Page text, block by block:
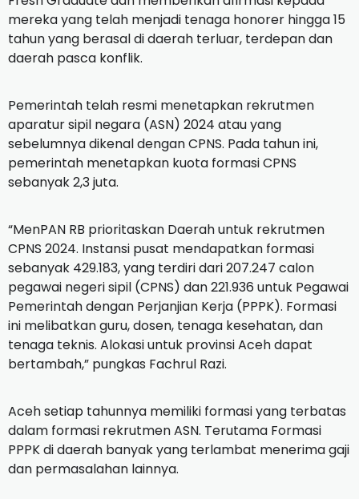
mereka yang telah menjadi tenaga honorer hingga 15
tahun yang berasal di daerah terluar, terdepan dan
daerah pasca konflik.
Pemerintah telah resmi menetapkan rekrutmen
aparatur sipil negara (ASN) 2024 atau yang
sebelumnya dikenal dengan CPNS. Pada tahun ini,
pemerintah menetapkan kuota formasi CPNS
sebanyak 2,3 juta.
“MenPAN RB prioritaskan Daerah untuk rekrutmen
CPNS 2024. Instansi pusat mendapatkan formasi
sebanyak 429.183, yang terdiri dari 207.247 calon
pegawai negeri sipil (CPNS) dan 221.936 untuk Pegawai
Pemerintah dengan Perjanjian Kerja (PPPK). Formasi
ini melibatkan guru, dosen, tenaga kesehatan, dan
tenaga teknis. Alokasi untuk provinsi Aceh dapat
bertambah,” pungkas Fachrul Razi.
Aceh setiap tahunnya memiliki formasi yang terbatas
dalam formasi rekrutmen ASN. Terutama Formasi
PPPK di daerah banyak yang terlambat menerima gaji
dan permasalahan lainnya.